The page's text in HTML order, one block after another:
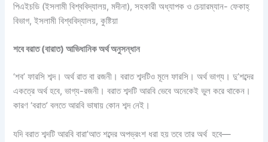
পিএইচডি (ইসলামী বিশ্ববিদ্যালয়, মদীনা), সহকারী অধ্যাপক ও চেয়ারম্যান- ফেকাহ্
বিভাগ, ইসলামী বিশ্ববিদ্যালয়, কুষ্টিয়া
শবে বরাত (বারাত) আভিধানিক অর্থ অনুসন্ধান
‘শব’ ফারসি শব্দ। অর্থ রাত বা রজনী। বরাত শব্দটিও মূলে ফারসি। অর্থ ভাগ্য। দু’শব্দের
একত্রে অর্থ হবে, ভাগ্য-রজনী। বরাত শব্দটি আরবি ভেবে অনেকেই ভুল করে থাকেন।
কারণ ‘বরাত’ বলতে আরবি ভাষায় কোন শব্দ নেই।
যদি বরাত শব্দটি আরবি বারা’আত শব্দের অপভ্রংশ ধরা হয় তবে তার অর্থ হবে—